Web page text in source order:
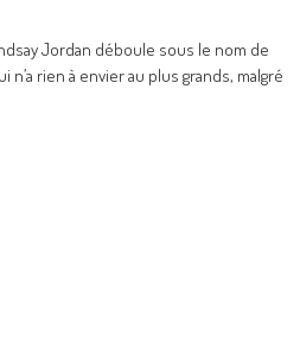
Jordan déboule sous le nom de
n’a rien à envier au plus grands, malgré